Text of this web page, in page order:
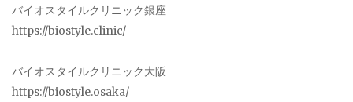
バイオスタイルクリニック銀座
https://biostyle.clinic/
バイオスタイルクリニック大阪
https://biostyle.osaka/